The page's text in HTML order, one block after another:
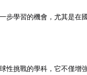
學習的機會，尤其是在
挑戰的學科，它不僅